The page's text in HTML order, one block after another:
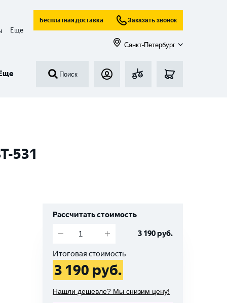
Еще
Бесплатная доставка Заказать звонок
Санкт-Петербург
Поиск
531
Рассчитать стоимость
3 190руб.
Итоговая стоимость
3 190 руб.
Нашли дешевле? Мы снизим цену!